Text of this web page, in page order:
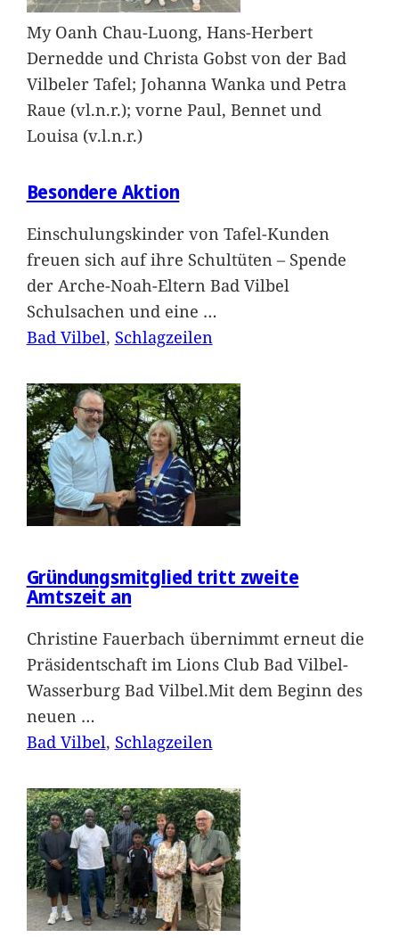
My Oanh Chau-Luong, Hans-Herbert
Dernedde und Christa Gobst von der Bad
Vilbeler Tafel; Johanna Wanka und Petra
Raue (vl.n.r.); vorne Paul, Bennet und
Louisa (v.l.n.r.)
Besondere Aktion
Einschulungskinder von Tafel-Kunden
freuen sich auf ihre Schultüten – Spende
der Arche-Noah-Eltern Bad Vilbel
Schulsachen und eine …
Bad Vilbel, Schlagzeilen
Gründungsmitglied tritt zweite
Amtszeit an
Christine Fauerbach übernimmt erneut die
Präsidentschaft im Lions Club Bad Vilbel-
Wasserburg Bad Vilbel.Mit dem Beginn des
neuen …
Bad Vilbel, Schlagzeilen